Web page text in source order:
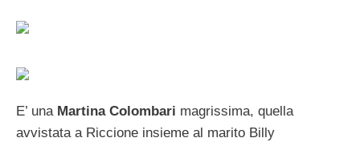
E’ una Martina Colombari magrissima, quella
avvistata a Riccione insieme al marito Billy